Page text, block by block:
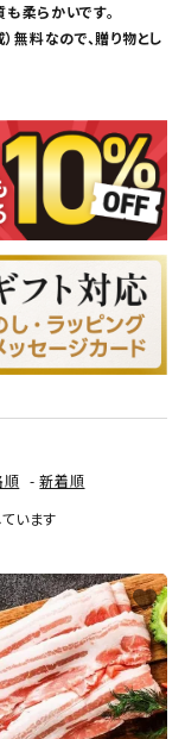
柔らかいです。
無料なので、贈り物とし
順 -新着順
います
favorite